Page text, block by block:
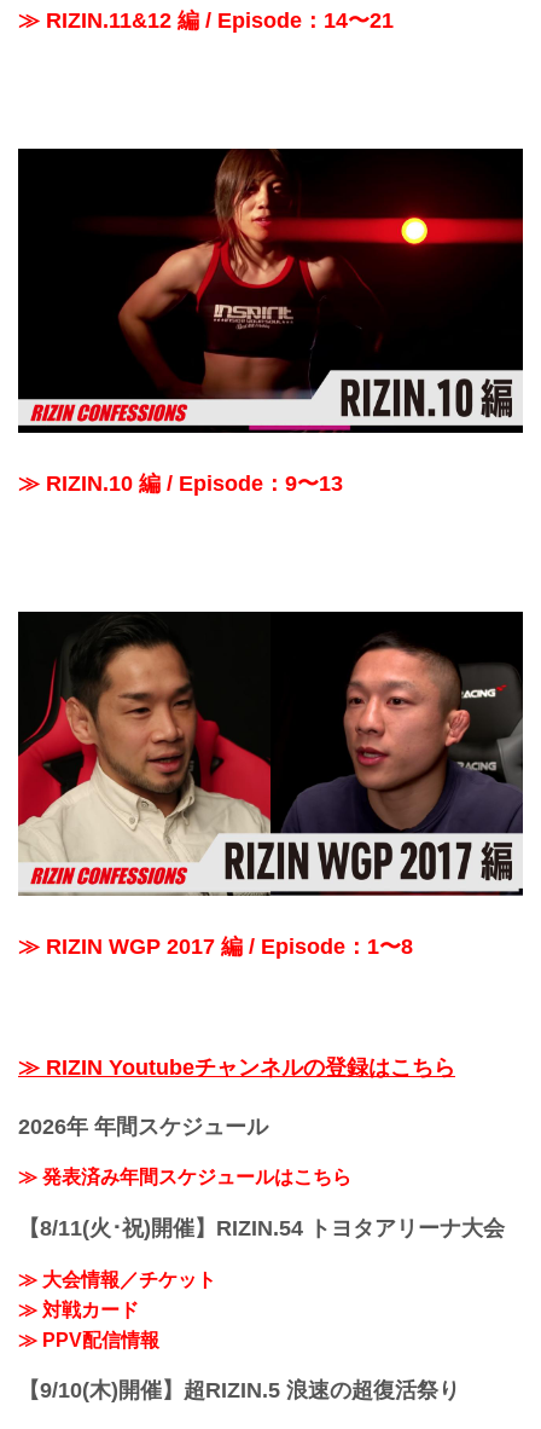
≫ RIZIN.11&12 編 / Episode：14〜21
≫ RIZIN.10 編 / Episode：9〜13
≫ RIZIN WGP 2017 編 / Episode：1〜8
≫ RIZIN Youtubeチャンネルの登録はこちら
2026年 年間スケジュール
≫ 発表済み年間スケジュールはこちら
【8/11(火･祝)開催】RIZIN.54 トヨタアリーナ大会
≫ 大会情報／チケット
≫ 対戦カード
≫ PPV配信情報
【9/10(木)開催】超RIZIN.5 浪速の超復活祭り